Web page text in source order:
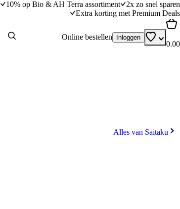
10% op Bio & AH Terra assortiment
2x zo snel sparen
Extra korting met Premium Deals
Online bestellen Inloggen
0.00
Alles van Saitaku